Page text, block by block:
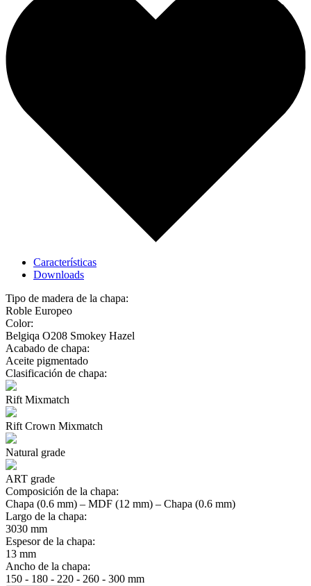
Características
Downloads
Tipo de madera de la chapa:
Roble Europeo
Color:
Belgiqa O208 Smokey Hazel
Acabado de chapa:
Aceite pigmentado
Clasificación de chapa:
Rift Mixmatch
Rift Crown Mixmatch
Natural grade
ART grade
Composición de la chapa:
Chapa (0.6 mm) – MDF (12 mm) – Chapa (0.6 mm)
Largo de la chapa:
3030 mm
Espesor de la chapa:
13 mm
Ancho de la chapa:
150 - 180 - 220 - 260 - 300 mm